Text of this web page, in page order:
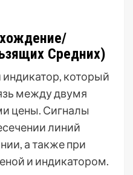
Средних)
индикатор, который
между двумя
цены. Сигналы
линий
а также при
и индикатором.